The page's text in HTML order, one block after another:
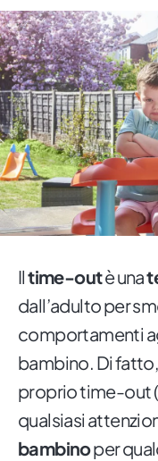
Iltime-outè una
dall’adulto per
comportamenti
bambino. Di
proprio time-out
qualsiasi
bambinoper